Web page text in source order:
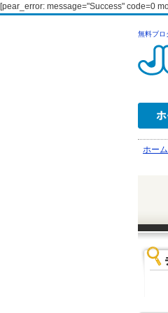
[pear_error: message="Success" code=0
無料ブロ
ホーム